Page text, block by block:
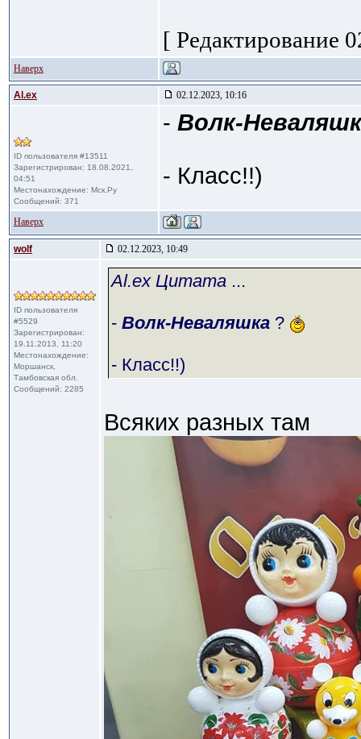
[ Редактирование
Наверх
Al.ex 02.12.2023, 10:16
ID пользователя #13511
Зарегистрирован: 18.08.2021,
04:51
Местонахождение: Мск.Ру
Сообщений: 371
- Волк-
- Класс!!)
Наверх
wolf 02.12.2023, 10:49
ID пользователя
#5529
Зарегистрирован:
19.11.2013, 11:20
Местонахождение:
Моршанск,
Тамбовская обл.
Сообщений: 2285
Al.ex Цитата ...
- Волк-Неваляшка ?
- Класс!!)
Всяких разных там